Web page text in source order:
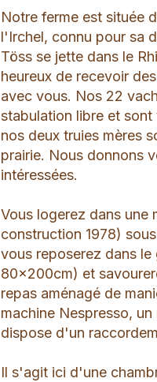
Notre ferme est située
l'Irchel, connu pour sa
Töss se jette dans le
heureux de recevoir
avec vous. Nos 22
stabulation libre et
nos deux truies mères
prairie. Nous donnons
intéressées.
Vous logerez dans une
construction 1978)
vous reposerez dans
80x200cm) et
repas aménagé de
machine Nespresso,
dispose d'un
Il s'agit ici d'une